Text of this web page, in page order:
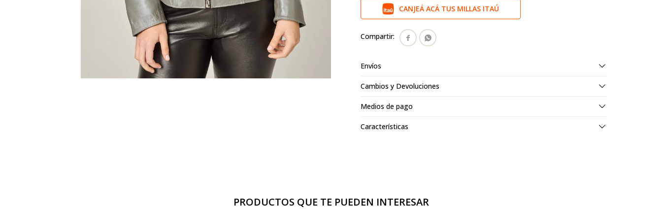
CANJEÁ ACÁ TUS MILLAS ITAÚ
 
Envíos
Cambios y Devoluciones
Medios de pago
Características
PRODUCTOS QUE TE PUEDEN INTERESAR